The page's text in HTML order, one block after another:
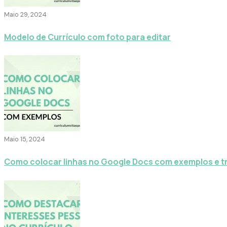
Maio 29, 2024
Modelo de Currículo com foto para editar
Maio 15, 2024
Como colocar linhas no Google Docs com exemplos e